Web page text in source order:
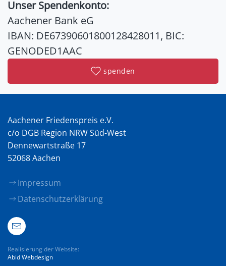
Unser Spendenkonto:
Aachener Bank eG
IBAN: DE67390601800128428011, BIC:
GENODED1AAC
spenden
Aachener Friedenspreis e.V.
c/o DGB Region NRW Süd-West
Dennewartstraße 17
52068 Aachen
Impressum
Datenschutzerklärung
Realisierung der Website:
Abid Webdesign